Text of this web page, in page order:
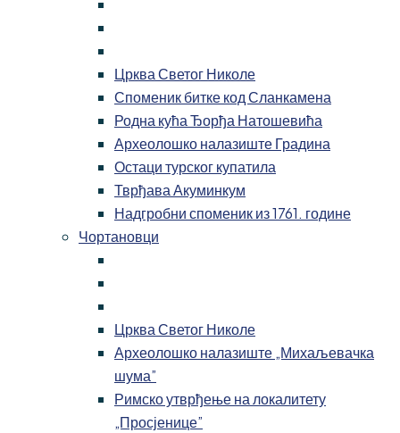
Црква Светог Николе
Споменик битке код Сланкамена
Родна кућа Ђорђа Натошевића
Археолошко налазиште Градина
Остаци турског купатила
Тврђава Акуминкум
Надгробни споменик из 1761. године
Чортановци
Црква Светог Николе
Археолошко налазиште „Михаљевачка
шума”
Римско утврђење на локалитету
„Просјенице”